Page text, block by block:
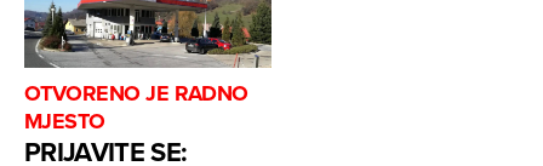
OTVORENO JE RADNO
MJESTO
PRIJAVITE SE: